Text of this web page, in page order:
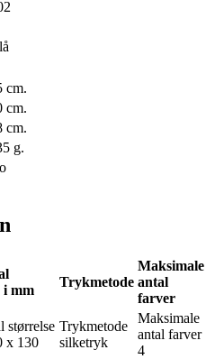
cm.
cm.
cm.
g.
i mm
Trykmetode
Maksimale
antal
farver
størrelse
x 130
Trykmetode
silketryk
Maksimale
antal farver
4